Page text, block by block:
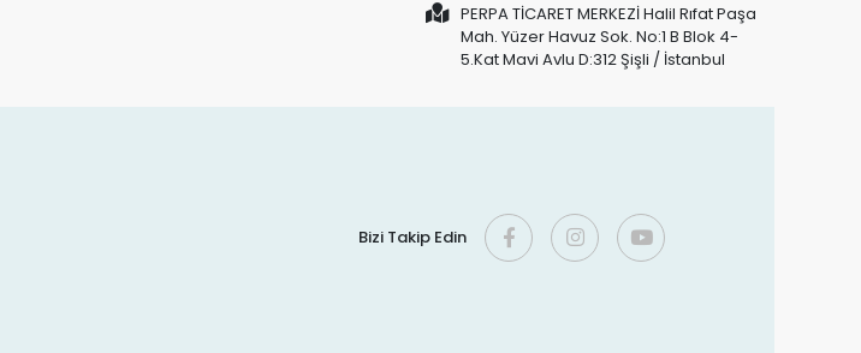
PERPA TİCARET MERKEZİ Halil Rıfat Paşa
Mah. Yüzer Havuz Sok. No:1 B Blok 4-
5.Kat Mavi Avlu D:312 Şişli / İstanbul
Bizi Takip Edin